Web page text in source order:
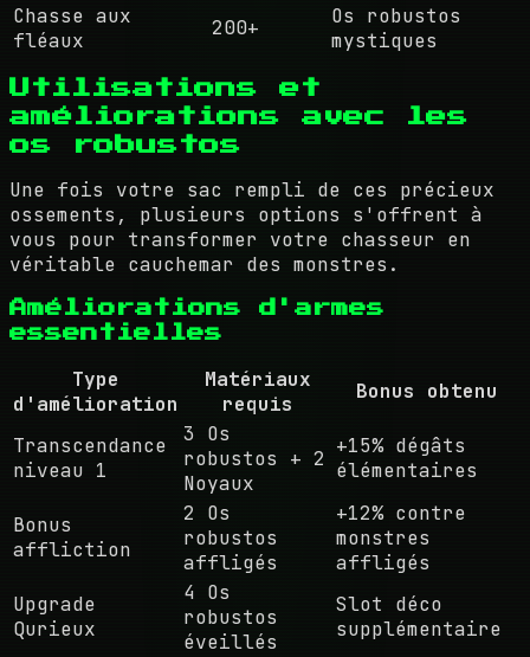
Chasse aux
fléaux
200+
Os robustos
mystiques
Utilisations et
améliorations avec les
os robustos
Une fois votre sac rempli de ces précieux
ossements, plusieurs options s'offrent à
vous pour transformer votre chasseur en
véritable cauchemar des monstres.
Améliorations d'armes
essentielles
Type
d'amélioration
Matériaux
requis
Bonus obtenu
Transcendance
niveau 1
3 Os
robustos + 2
Noyaux
+15% dégâts
élémentaires
Bonus
affliction
2 Os
robustos
affligés
+12% contre
monstres
affligés
Upgrade
Qurieux
4 Os
robustos
éveillés
Slot déco
supplémentaire